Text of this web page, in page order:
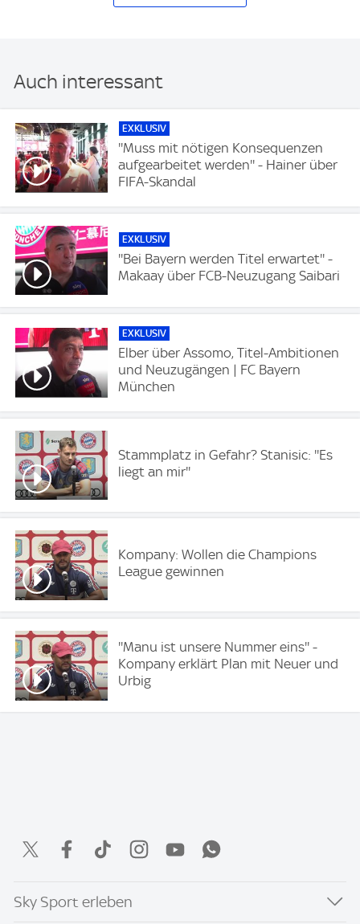
Auch interessant
EXKLUSIV
''Muss mit nötigen Konsequenzen
aufgearbeitet werden'' - Hainer über
FIFA-Skandal
EXKLUSIV
''Bei Bayern werden Titel erwartet'' -
Makaay über FCB-Neuzugang Saibari
EXKLUSIV
Elber über Assomo, Titel-Ambitionen
und Neuzugängen | FC Bayern
München
Stammplatz in Gefahr? Stanisic: ''Es
liegt an mir''
Kompany: Wollen die Champions
League gewinnen
''Manu ist unsere Nummer eins'' -
Kompany erklärt Plan mit Neuer und
Urbig
Sky Sport erleben